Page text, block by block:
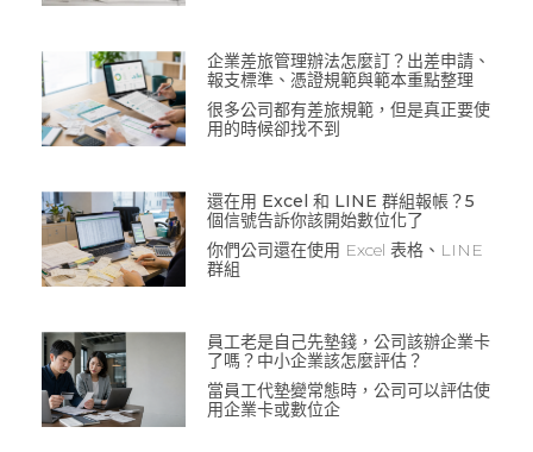
企業差旅管理辦法怎麼訂？出差申請、
報支標準、憑證規範與範本重點整理
很多公司都有差旅規範，但是真正要使
用的時候卻找不到
還在用 Excel 和 LINE 群組報帳？5
個信號告訴你該開始數位化了
你們公司還在使用 Excel 表格、LINE
群組
員工老是自己先墊錢，公司該辦企業卡
了嗎？中小企業該怎麼評估？
當員工代墊變常態時，公司可以評估使
用企業卡或數位企